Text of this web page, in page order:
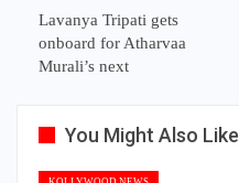
Lavanya Tripati gets
onboard for Atharvaa
Murali’s next
You Might Also Like